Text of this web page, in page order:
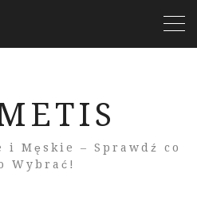
i Męskie – Sprawdź co
Wybrać!